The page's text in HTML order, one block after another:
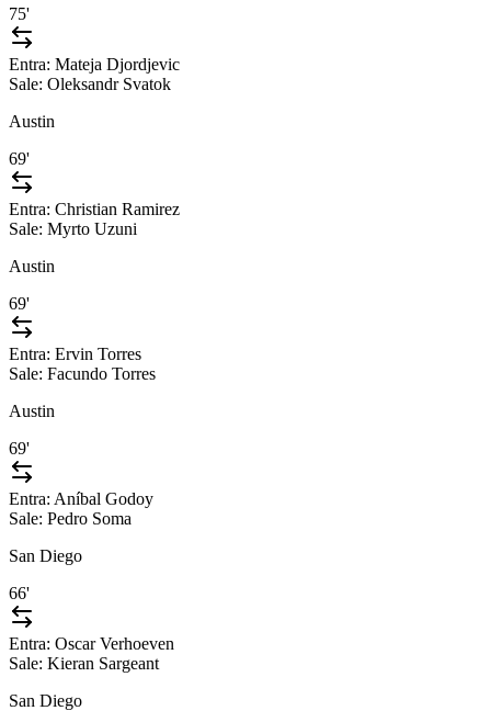
75'
Entra: Mateja Djordjevic
Sale: Oleksandr Svatok
Austin
69'
Entra: Christian Ramirez
Sale: Myrto Uzuni
Austin
69'
Entra: Ervin Torres
Sale: Facundo Torres
Austin
69'
Entra: Aníbal Godoy
Sale: Pedro Soma
San Diego
66'
Entra: Oscar Verhoeven
Sale: Kieran Sargeant
San Diego